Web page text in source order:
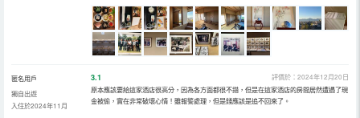
匿名用戶
獨自出遊
入住於2024年11月
3.1
評價於：2024年12月20日
原本應該要給這家酒店很高分，因為各方面都很不錯，但是在這家酒店的房間居然遭遇了現
金被偷，實在非常破壞心情！雖報警處理，但是錢應該是追不回來了。